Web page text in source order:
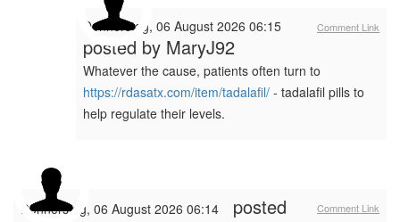
Comment Link
Donnerstag, 06 August 2026 06:15
posted by MaryJ92
Whatever the cause, patients often turn to
https://rdasatx.com/item/tadalafil/ - tadalafil pills to
help regulate their levels.
Comment Link
Donnerstag, 06 August 2026 06:14
posted